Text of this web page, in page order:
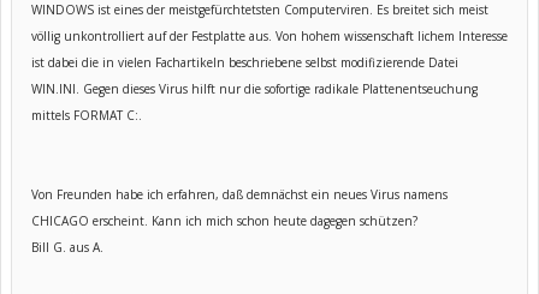
WINDOWS ist eines der meistgefürchtetsten Computerviren. Es breitet sich meist
völlig unkontrolliert auf der Festplatte aus. Von hohem wissenschaft lichem Interesse
ist dabei die in vielen Fachartikeln beschriebene selbst modifizierende Datei
WIN.INI. Gegen dieses Virus hilft nur die sofortige radikale Plattenentseuchung
mittels FORMAT C:.
Von Freunden habe ich erfahren, daß demnächst ein neues Virus namens
CHICAGO erscheint. Kann ich mich schon heute dagegen schützen?
Bill G. aus A.